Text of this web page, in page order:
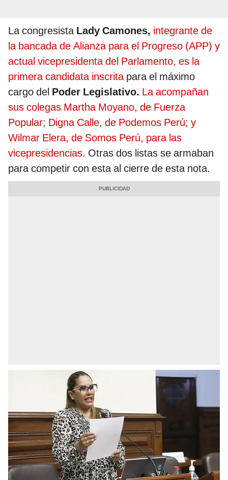
La congresista Lady Camones, integrante de
la bancada de Alianza para el Progreso (APP) y
actual vicepresidenta del Parlamento, es la
primera candidata inscritapara el máximo
cargo del Poder Legislativo. La acompañan
sus colegas Martha Moyano, de Fuerza
Popular; Digna Calle, de Podemos Perú; y
Wilmar Elera, de Somos Perú, para las
vicepresidencias. Otras dos listas se armaban
para competir con esta al cierre de esta nota.